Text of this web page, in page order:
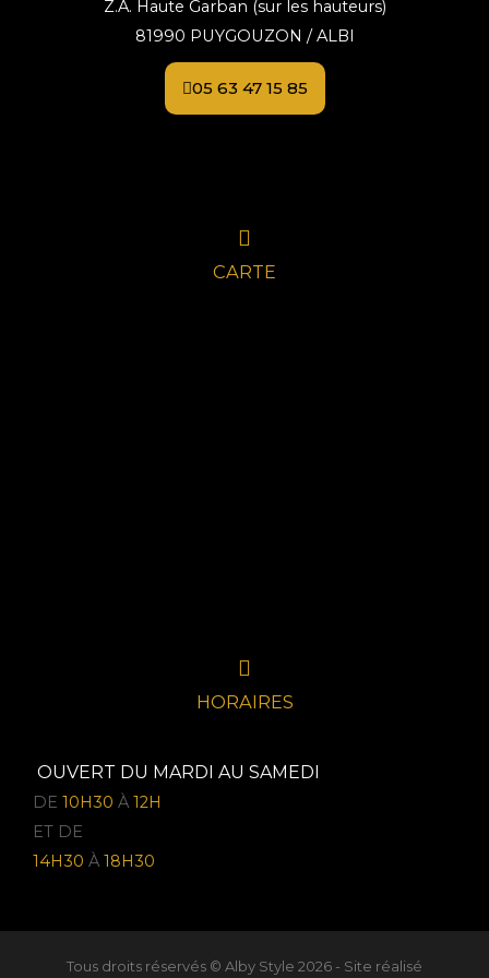
Z.A. Haute Garban (sur les hauteurs)
81990 PUYGOUZON / ALBI
05 63 47 15 85
CARTE
HORAIRES
OUVERT DU MARDI AU SAMEDI
DE 10H30 À 12H
ET DE
14H30 À 18H30
Tous droits réservés © Alby Style 2026 - Site réalisé